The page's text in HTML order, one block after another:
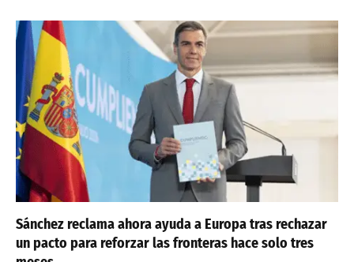
Sánchez reclama ahora ayuda a Europa tras rechazar
un pacto para reforzar las fronteras hace solo tres